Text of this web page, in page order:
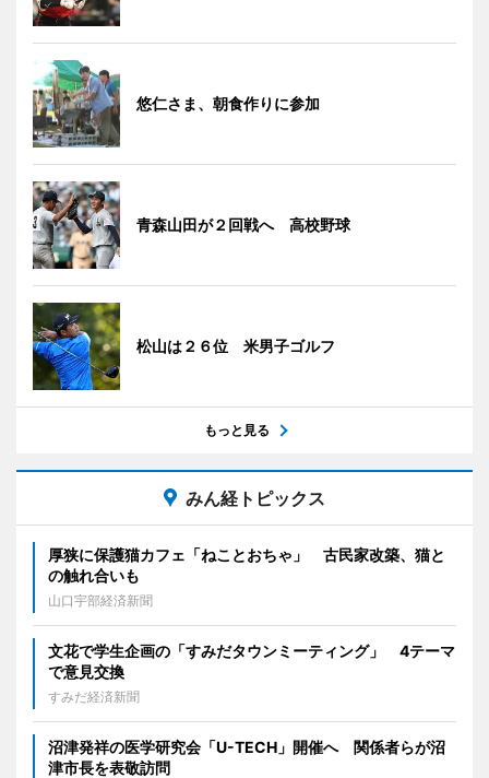
悠仁さま、朝食作りに参加
青森山田が２回戦へ 高校野球
松山は２６位 米男子ゴルフ
もっと見る
みん経トピックス
厚狭に保護猫カフェ「ねことおちゃ」 古民家改築、猫と
の触れ合いも
山口宇部経済新聞
文花で学生企画の「すみだタウンミーティング」 4テーマ
で意見交換
すみだ経済新聞
沼津発祥の医学研究会「U-TECH」開催へ 関係者らが沼
津市長を表敬訪問